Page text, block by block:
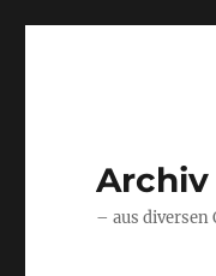
Archiv
– aus diversen